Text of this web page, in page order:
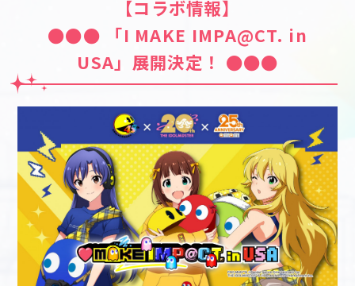
【コラボ情報】
●●● 「I MAKE IMPA@CT. in
USA」展開決定！ ●●●